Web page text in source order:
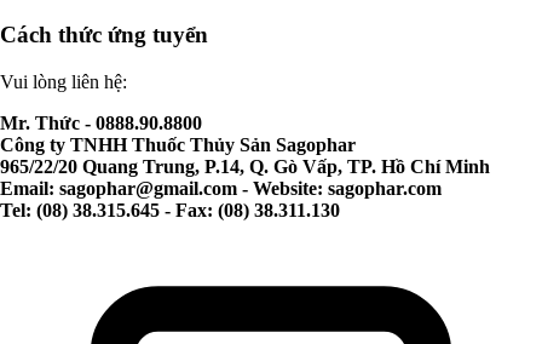
Cách thức ứng tuyển
Vui lòng liên hệ:
Mr. Thức - 0888.90.8800
Công ty TNHH Thuốc Thủy Sản Sagophar
965/22/20 Quang Trung, P.14, Q. Gò Vấp, TP. Hồ Chí Minh
Email: sagophar@gmail.com - Website: sagophar.com
Tel: (08) 38.315.645 - Fax: (08) 38.311.130